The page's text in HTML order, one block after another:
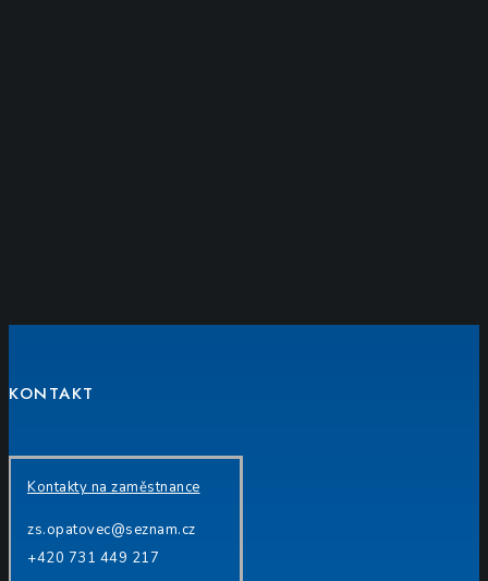
KONTAKT
Kontakty na zaměstnance
zs.opatovec@seznam.cz
+420 731 449 217